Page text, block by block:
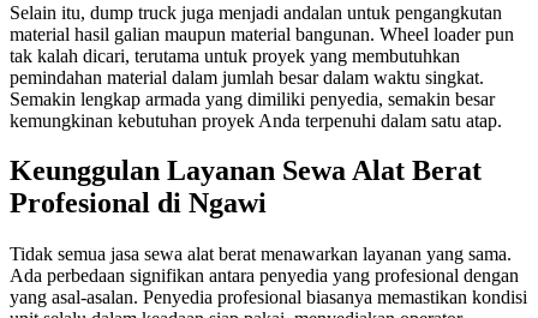
Selain itu, dump truck juga menjadi andalan untuk pengangkutan
material hasil galian maupun material bangunan. Wheel loader pun
tak kalah dicari, terutama untuk proyek yang membutuhkan
pemindahan material dalam jumlah besar dalam waktu singkat.
Semakin lengkap armada yang dimiliki penyedia, semakin besar
kemungkinan kebutuhan proyek Anda terpenuhi dalam satu atap.
Keunggulan Layanan Sewa Alat Berat
Profesional di Ngawi
Tidak semua jasa sewa alat berat menawarkan layanan yang sama.
Ada perbedaan signifikan antara penyedia yang profesional dengan
yang asal-asalan. Penyedia profesional biasanya memastikan kondisi